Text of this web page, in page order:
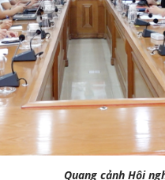
Quang cảnh Hội